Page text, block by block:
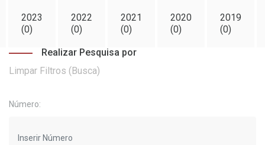
2023
(0)
2022
(0)
2021
(0)
2020
(0)
2019
(0)
Realizar Pesquisa por
Limpar Filtros (Busca)
Número: